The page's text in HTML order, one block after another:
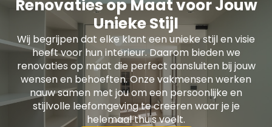
Renovaties op Maat voor Jouw
Unieke Stijl
Wij begrijpen dat elke klant een unieke stijl en visie
heeft voor hun interieur. Daarom bieden we
renovaties op maat die perfect aansluiten bij jouw
wensen en behoeften. Onze vakmensen werken
nauw samen met jou om een persoonlijke en
stijlvolle leefomgeving te creëren waar je je
helemaal thuis voelt.